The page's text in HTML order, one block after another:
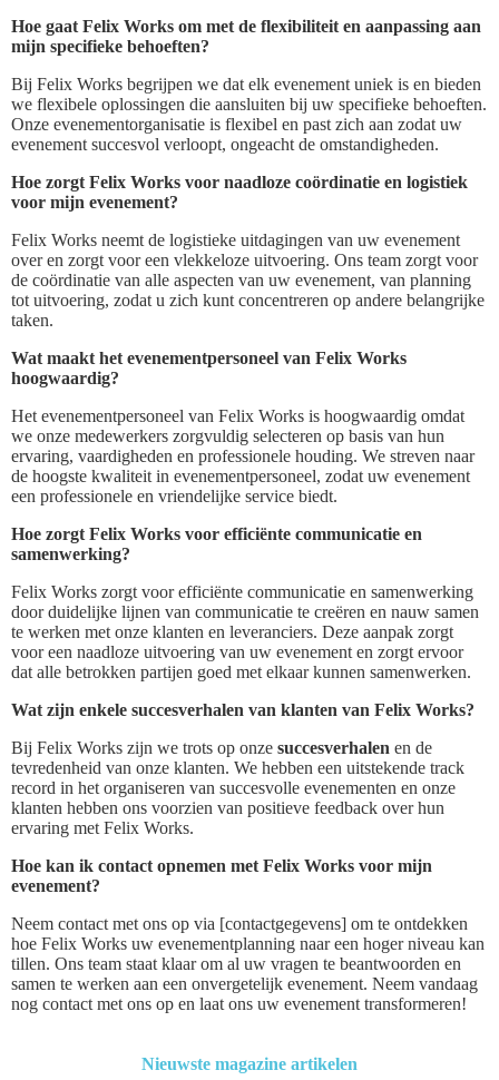
Hoe gaat Felix Works om met de flexibiliteit en aanpassing aan
mijn specifieke behoeften?
Bij Felix Works begrijpen we dat elk evenement uniek is en bieden
we flexibele oplossingen die aansluiten bij uw specifieke behoeften.
Onze evenementorganisatie is flexibel en past zich aan zodat uw
evenement succesvol verloopt, ongeacht de omstandigheden.
Hoe zorgt Felix Works voor naadloze coördinatie en logistiek
voor mijn evenement?
Felix Works neemt de logistieke uitdagingen van uw evenement
over en zorgt voor een vlekkeloze uitvoering. Ons team zorgt voor
de coördinatie van alle aspecten van uw evenement, van planning
tot uitvoering, zodat u zich kunt concentreren op andere belangrijke
taken.
Wat maakt het evenementpersoneel van Felix Works
hoogwaardig?
Het evenementpersoneel van Felix Works is hoogwaardig omdat
we onze medewerkers zorgvuldig selecteren op basis van hun
ervaring, vaardigheden en professionele houding. We streven naar
de hoogste kwaliteit in evenementpersoneel, zodat uw evenement
een professionele en vriendelijke service biedt.
Hoe zorgt Felix Works voor efficiënte communicatie en
samenwerking?
Felix Works zorgt voor efficiënte communicatie en samenwerking
door duidelijke lijnen van communicatie te creëren en nauw samen
te werken met onze klanten en leveranciers. Deze aanpak zorgt
voor een naadloze uitvoering van uw evenement en zorgt ervoor
dat alle betrokken partijen goed met elkaar kunnen samenwerken.
Wat zijn enkele succesverhalen van klanten van Felix Works?
Bij Felix Works zijn we trots op onze succesverhalen en de
tevredenheid van onze klanten. We hebben een uitstekende track
record in het organiseren van succesvolle evenementen en onze
klanten hebben ons voorzien van positieve feedback over hun
ervaring met Felix Works.
Hoe kan ik contact opnemen met Felix Works voor mijn
evenement?
Neem contact met ons op via [contactgegevens] om te ontdekken
hoe Felix Works uw evenementplanning naar een hoger niveau kan
tillen. Ons team staat klaar om al uw vragen te beantwoorden en
samen te werken aan een onvergetelijk evenement. Neem vandaag
nog contact met ons op en laat ons uw evenement transformeren!
Nieuwste magazine artikelen